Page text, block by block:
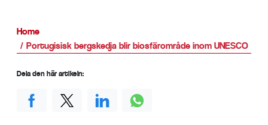
Home
Portugisisk bergskedja blir biosfärområde inom UNESCO
Dela den här artikeln: